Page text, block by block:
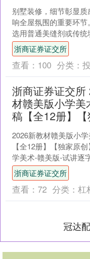
别墅装修，细节彰显
响全屋氛围的重要环
选用普通美缝剂或传
段时间后容易出现缝隙
不协调、粘结不牢易脱
浙商证券证交所
查看： 100 分类：
浙商证券证交所
材赣美版小学美
稿【全12册】【
2026新教材赣美版小
【全12册】【独家原
学美术-赣美版-试讲逐
一篇都有 1年级上册【
....
浙商证券证交所
查看： 72 分类： 杠
冠达